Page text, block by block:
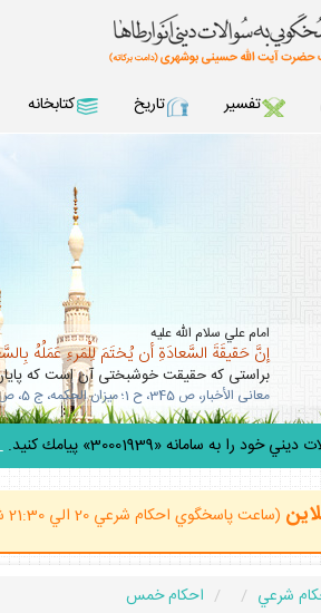
تفسير تاريخ كتابخانه
امام علي سلام الله عليه
إنَّ حَقيقَةَ السَّعادَةِ أن يُختَمَ لِلْمَرءِ عَمَلُهُ
براستى كه حقيقت خوشبختى آن است كه
معانى الأخبار، ص 345، ح 1؛ ميزان الحكمه، ج 5، ص 303.
را به سامانه «30001939» پيامك كنيد.
شرعي
احكام خمس